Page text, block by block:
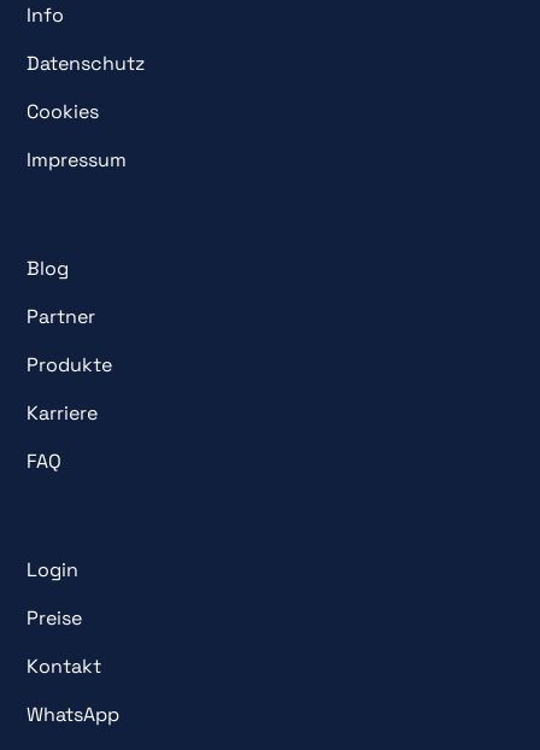
Info
Datenschutz
Cookies
Impressum
Blog
Partner
Produkte
Karriere
FAQ
Login
Preise
Kontakt
WhatsApp